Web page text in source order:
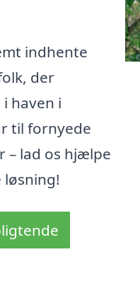
indhente
der
haven i
til fornyede
lad os hjælpe